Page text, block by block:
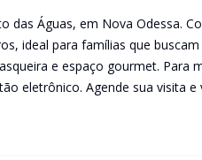
das Águas, em Nova Odessa.
ideal para famílias que
e espaço gourmet. Para
eletrônico. Agende sua visita e